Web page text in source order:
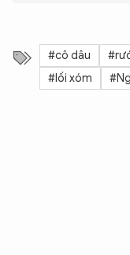
#cô dâu
#lối xóm